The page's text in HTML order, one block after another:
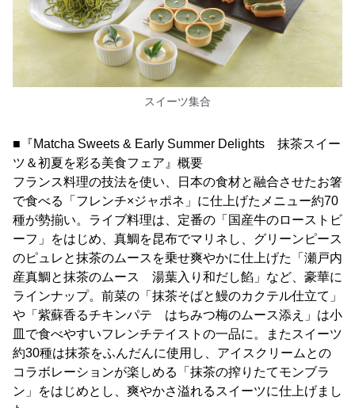
スイーツ集合
■『Matcha Sweets & Early Summer Delights 抹茶スイー
ツ＆初夏を彩る美食フェア』概要
フランス料理の技法を使い、日本の食材と融合させたお箸
で食べる「フレンチ×ジャポネ」に仕上げたメニュー約70
種が勢揃い。ライブ料理は、定番の「国産牛のローストビ
ーフ」をはじめ、真鯛を昆布でマリネし、グリーンピース
のピュレと抹茶のムースを乗せ爽やかに仕上げた「瀬戸内
産真鯛と抹茶のムース 湯葉入り和だし餡」など、豪華に
ラインナップ。前菜の「抹茶そばと鰻のカクテル仕立て」
や「紫蘇香るチキンパテ はちみつ梅のムース添え」は小
皿で食べやすいフレンチテイストの一品に。またスイーツ
約30種は抹茶をふんだんに使用し、アイスクリームとの
コラボレーションが楽しめる「抹茶の搾りたてモンブラ
ン」をはじめとし、爽やかさ溢れるスイーツに仕上げまし